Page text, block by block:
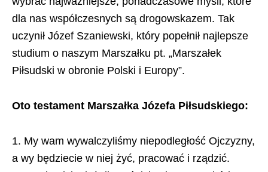
dla nas współczesnych są drogowskazem. Tak
uczynił Józef Szaniewski, który popełnił najlepsze
studium o naszym Marszałku pt. „Marszałek
Piłsudski w obronie Polski i Europy”.
Oto testament Marszałka Józefa Piłsudskiego:
1. My wam wywalczyliśmy niepodległość Ojczyzny,
a wy będziecie w niej żyć, pracować i rządzić.